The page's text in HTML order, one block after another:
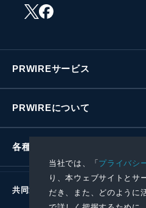
当社では、「プライバシ
り、本ウェブサイトとサ
だき、また、どのように
PRWIREサービス
PRWIREについて
各種お問い合わせ
共同通信社グループ